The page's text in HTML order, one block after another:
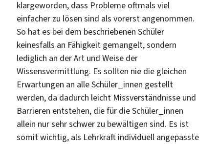
klargeworden, dass Probleme oftmals viel
einfacher zu lösen sind als vorerst angenommen.
So hat es bei dem beschriebenen Schüler
keinesfalls an Fähigkeit gemangelt, sondern
lediglich an der Art und Weise der
Wissensvermittlung. Es sollten nie die gleichen
Erwartungen an alle Schüler_innen gestellt
werden, da dadurch leicht Missverständnisse und
Barrieren entstehen, die für die Schüler_innen
allein nur sehr schwer zu bewältigen sind. Es ist
somit wichtig, als Lehrkraft individuell angepasste